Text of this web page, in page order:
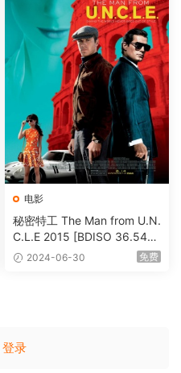
电影
秘密特工 The Man from U.N.
C.L.E 2015 [BDISO 36.54G
B] 2024-06-30 免费
登录